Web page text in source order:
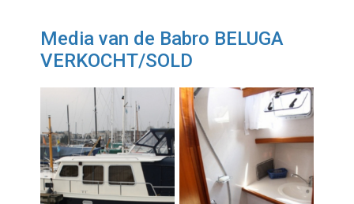
Media van de Babro BELUGA
VERKOCHT/SOLD